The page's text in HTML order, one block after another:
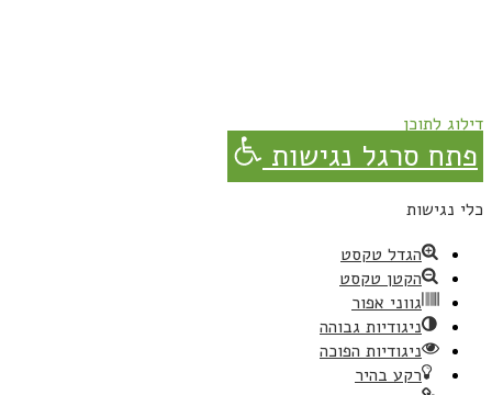
דילוג לתוכן
פתח סרגל נגישות
כלי נגישות
הגדל טקסט
הקטן טקסט
גווני אפור
ניגודיות גבוהה
ניגודיות הפוכה
רקע בהיר